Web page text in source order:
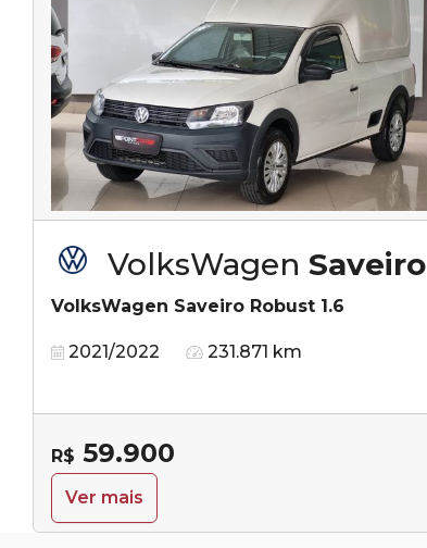
VolksWagen Saveiro
VolksWagen Saveiro Robust 1.6
2021/2022 231.871 km
R$ 59.900
Ver mais